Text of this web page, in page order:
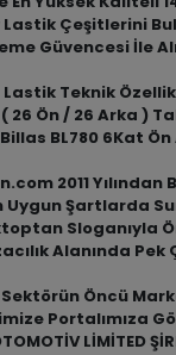
Lastik Çeşitlerini
Güvencesi İle
Lastik Teknik
26 Ön / 26 Arka )
Billas BL780 6Kat
2011
Uygun Şartlarda
Sloganıyla
Alanında
Öncü
Portalımıza
LİMİTED